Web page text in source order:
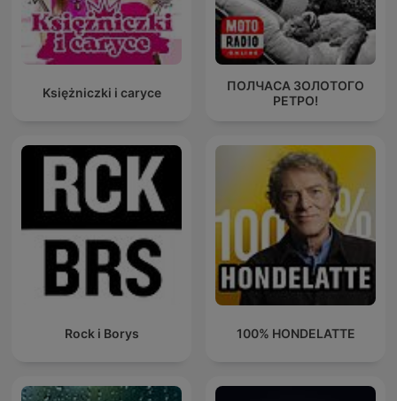
Księżniczki i caryce
ПОЛЧАСА ЗОЛОТОГО
РЕТРО!
Rock i Borys 100% HONDELATTE